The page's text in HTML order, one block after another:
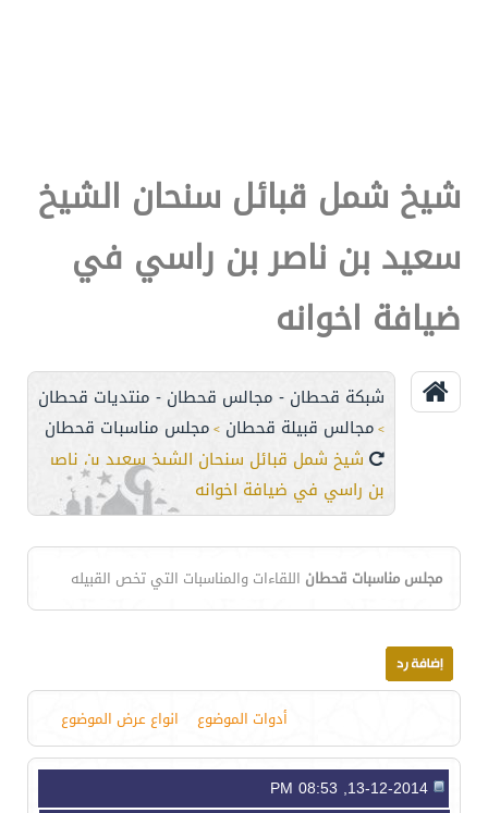
شيخ شمل قبائل سنحان الشيخ
سعيد بن ناصر بن راسي في
ضيافة اخوانه
شبكة قحطان - مجالس قحطان - منتديات قحطان
> مجالس قبيلة قحطان > مجلس مناسبات قحطان
شيخ شمل قبائل سنحان الشيخ سعيد بن ناصر
بن راسي في ضيافة اخوانه
مجلس مناسبات قحطان اللقاءات والمناسبات التي تخص القبيله
أدوات الموضوع انواع عرض الموضوع